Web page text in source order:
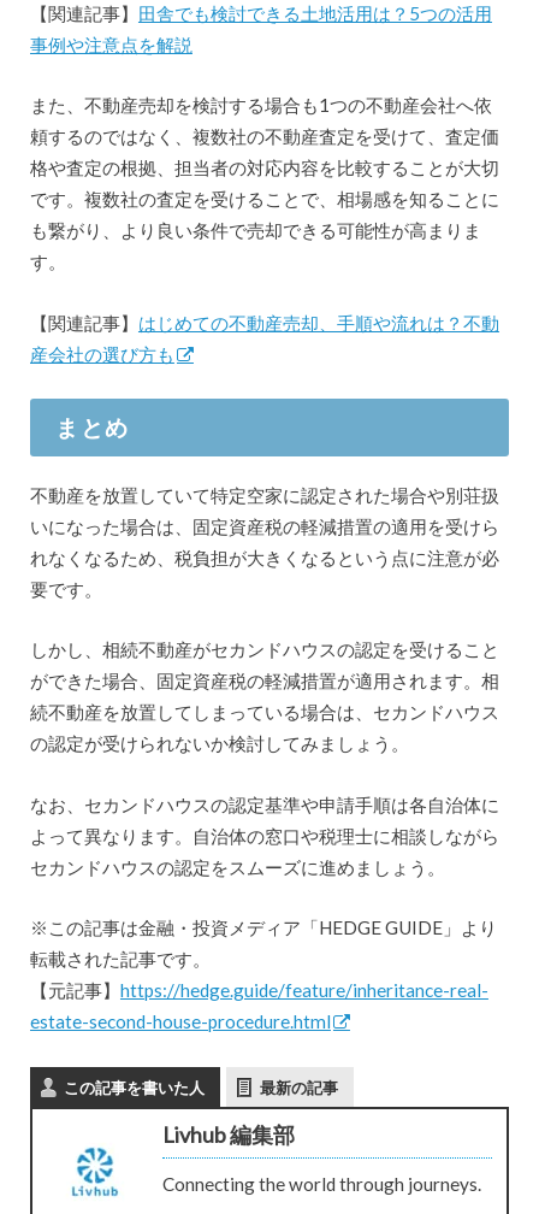
【関連記事】 田舎でも検討できる土地活用は？5つの活用
事例や注意点を解説
また、不動産売却を検討する場合も1つの不動産会社へ依
頼するのではなく、複数社の不動産査定を受けて、査定価
格や査定の根拠、担当者の対応内容を比較することが大切
です。複数社の査定を受けることで、相場感を知ることに
も繋がり、より良い条件で売却できる可能性が高まりま
す。
【関連記事】 はじめての不動産売却、手順や流れは？不動
産会社の選び方も
まとめ
不動産を放置していて特定空家に認定された場合や別荘扱
いになった場合は、固定資産税の軽減措置の適用を受けら
れなくなるため、税負担が大きくなるという点に注意が必
要です。
しかし、相続不動産がセカンドハウスの認定を受けること
ができた場合、固定資産税の軽減措置が適用されます。相
続不動産を放置してしまっている場合は、セカンドハウス
の認定が受けられないか検討してみましょう。
なお、セカンドハウスの認定基準や申請手順は各自治体に
よって異なります。自治体の窓口や税理士に相談しながら
セカンドハウスの認定をスムーズに進めましょう。
※この記事は金融・投資メディア「HEDGE GUIDE」より
転載された記事です。
【元記事】 https://hedge.guide/feature/inheritance-real-
estate-second-house-procedure.html
この記事を書いた人 最新の記事
Livhub 編集部
Connecting the world through journeys.